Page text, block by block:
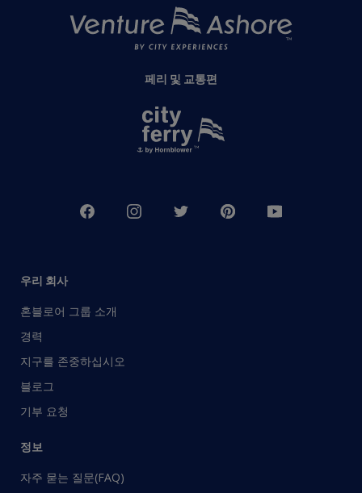
페리 및 교통편
우리 회사
혼블로어 그룹 소개
경력
지구를 존중하십시오
블로그
기부 요청
정보
자주 묻는 질문(FAQ)